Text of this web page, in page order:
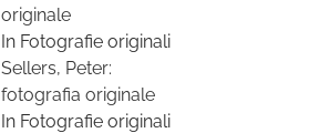
originale
In Fotografie originali
Sellers, Peter:
fotografia originale
In Fotografie originali